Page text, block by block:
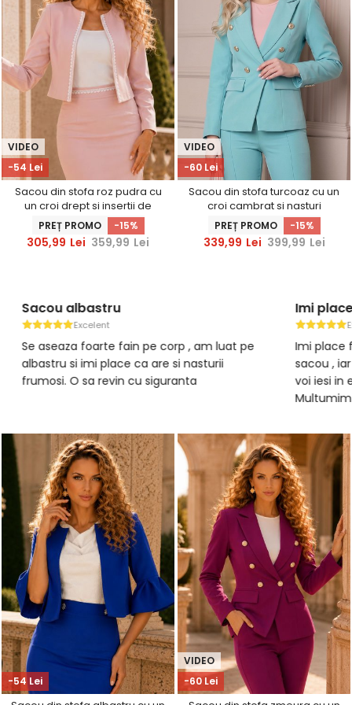
-54 Lei
VIDEO
Sacou din stofa roz pudra cu
un croi drept si insertii de
dantela - StarShinerS
PREȚ PROMO -15%
305,99 Lei 359,99 Lei
-60 Lei
VIDEO
Sacou din stofa turcoaz cu un
croi cambrat si nasturi
decorativi aurii- StarShinerS
PREȚ PROMO -15%
339,99 Lei 399,99 Lei
Sacou albastru
Excelent
Se aseaza foarte fain pe corp , am luat pe
albastru si imi place ca are si nasturii
frumosi. O sa revin cu siguranta
Imi
Imi place
sacou ,
voi iesi in
-54 Lei -60 Lei
VIDEO